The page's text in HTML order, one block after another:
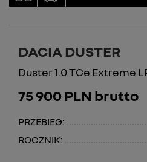
DACIA DUSTER
Duster 1.0 TCe Extreme
75 900 PLN brutto
PRZEBIEG:
ROCZNIK: